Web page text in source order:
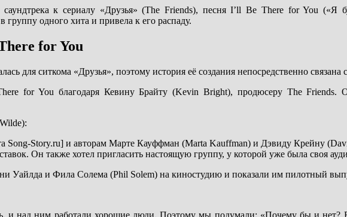
к сериалу «Друзья» (The Friends), песня I’ll Be There for You («Я
группу одного хита и привела к его распаду.
for You
для ситкома «Друзья», поэтому история её создания непосредственно
for You благодаря Кевину Брайту (Kevin Bright), продюсеру The
Song-Story.ru] и авторам Марте Кауффман (Marta Kauffman) и Дэвиду Крейну
Он также хотел пригласить настоящую группу, у которой уже была своя
Уайлда и Фила Солема (Phil Solem) на киностудию и показали им пилотный
и над ним работали хорошие люди. Поэтому мы подумали: «Почему бы и нет?